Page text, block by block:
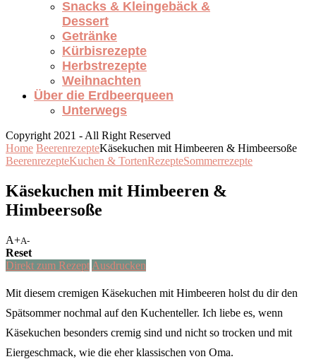
Snacks & Kleingebäck &
Dessert
Getränke
Kürbisrezepte
Herbstrezepte
Weihnachten
Über die Erdbeerqueen
Unterwegs
Copyright 2021 - All Right Reserved
Home BeerenrezepteKäsekuchen mit Himbeeren & Himbeersoße
BeerenrezepteKuchen & TortenRezepteSommerrezepte
Käsekuchen mit Himbeeren &
Himbeersoße
A+A-
Reset
Direkt zum Rezept Ausdrucken
Mit diesem cremigen Käsekuchen mit Himbeeren holst du dir den
Spätsommer nochmal auf den Kuchenteller. Ich liebe es, wenn
Käsekuchen besonders cremig sind und nicht so trocken und mit
Eiergeschmack, wie die eher klassischen von Oma.